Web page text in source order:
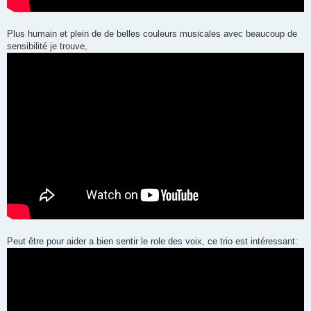
Plus humain et plein de de belles couleurs musicales avec beaucoup de
sensibilité je trouve,
Peut être pour aider a bien sentir le role des voix, ce trio est intéressant: